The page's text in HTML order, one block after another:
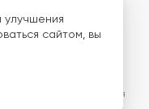
1216600030250 КПП
офертой. Изображения
оставляет за
улучшения
сайтом, вы